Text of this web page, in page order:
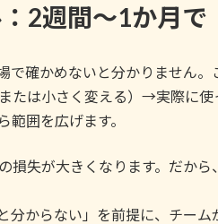
：2週間〜1か月
で確かめないと分かりません
たは小さく変える）→実際に
範囲を広げます。
失が大きくなります。だか
分からない」を前提に、チーム